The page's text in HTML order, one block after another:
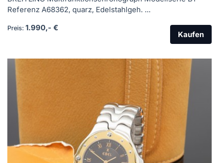
Referenz A68362, quarz, Edelstahlgeh. ...
Preis: 1.990,- €
Kaufen